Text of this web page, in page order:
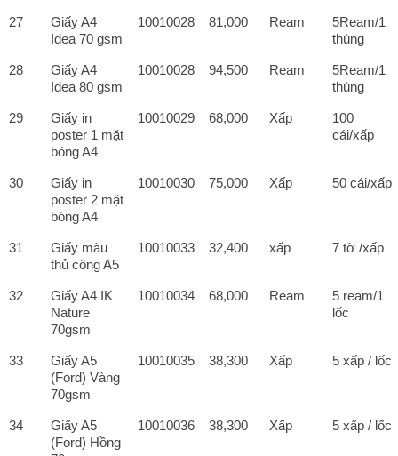
27
Giấy A4
Idea 70 gsm
10010028 81,000 Ream
5Ream/1
thùng
28
Giấy A4
Idea 80 gsm
10010028 94,500 Ream
5Ream/1
thùng
29
Giấy in
poster 1 mặt
bóng A4
10010029 68,000 Xấp
100
cái/xấp
30
Giấy in
poster 2 mặt
bóng A4
10010030 75,000 Xấp 50 cái/xấp
31
Giấy màu
thủ công A5
10010033 32,400 xấp 7 tờ /xấp
32
Giấy A4 IK
Nature
70gsm
10010034 68,000 Ream
5 ream/1
lốc
33
Giấy A5
(Ford) Vàng
70gsm
10010035 38,300 Xấp 5 xấp / lốc
34
Giấy A5
(Ford) Hồng
10010036 38,300 Xấp 5 xấp / lốc